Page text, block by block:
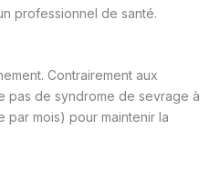
professionnel de santé.
Contrairement aux
pas de syndrome de sevrage à
par mois) pour maintenir la